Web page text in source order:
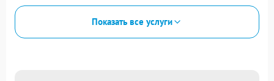
Показать все услуги